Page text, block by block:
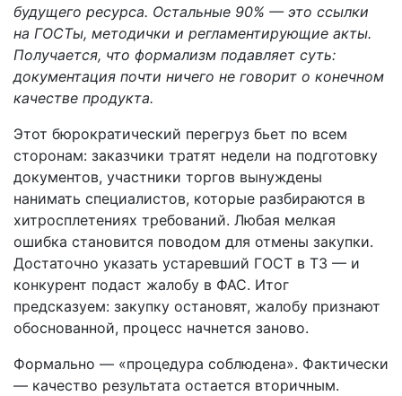
будущего ресурса. Остальные 90% — это ссылки
на ГОСТы, методички и регламентирующие акты.
Получается, что формализм подавляет суть:
документация почти ничего не говорит о конечном
качестве продукта.
Этот бюрократический перегруз бьет по всем
сторонам: заказчики тратят недели на подготовку
документов, участники торгов вынуждены
нанимать специалистов, которые разбираются в
хитросплетениях требований. Любая мелкая
ошибка становится поводом для отмены закупки.
Достаточно указать устаревший ГОСТ в ТЗ — и
конкурент подаст жалобу в ФАС. Итог
предсказуем: закупку остановят, жалобу признают
обоснованной, процесс начнется заново.
Формально — «процедура соблюдена». Фактически
— качество результата остается вторичным.